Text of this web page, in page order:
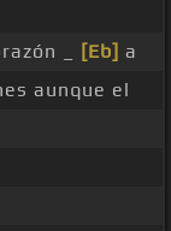
_ [Eb] a
aunque el